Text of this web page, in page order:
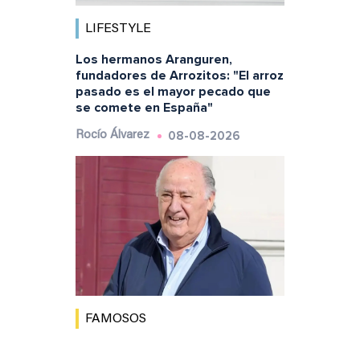
LIFESTYLE
Los hermanos Aranguren,
fundadores de Arrozitos: "El arroz
pasado es el mayor pecado que
se comete en España"
Rocío Álvarez 08-08-2026
FAMOSOS